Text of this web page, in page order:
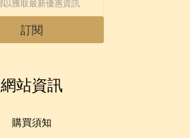
訂閱
網站資訊
購買須知